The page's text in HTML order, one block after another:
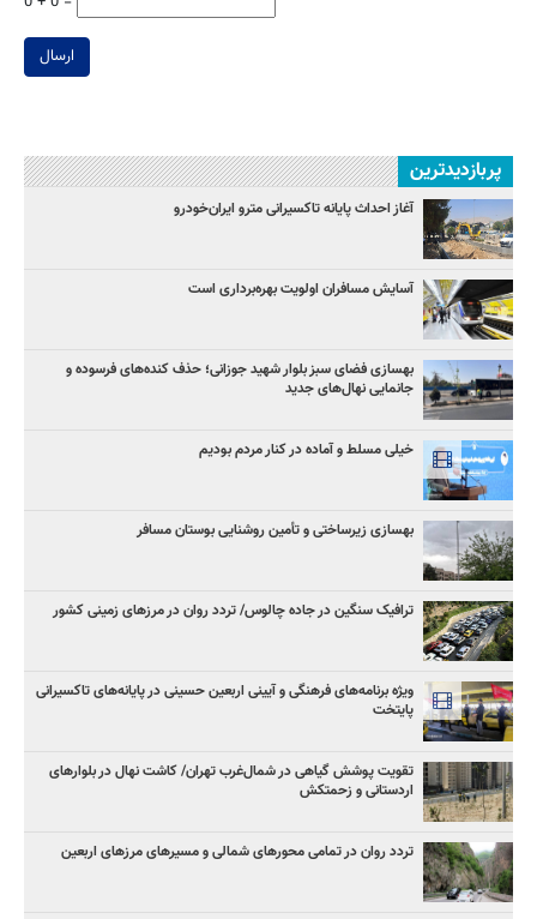
ارسال
پربازدیدترین
آغاز احداث پایانه تاکسیرانی مترو ایران‌خودرو
آسایش مسافران اولویت بهره‌برداری است
بهسازی فضای سبز بلوار شهید جوزانی؛ حذف کنده‌های فرسوده و
جانمایی نهال‌های جدید
خیلی مسلط و آماده در کنار مردم بودیم
بهسازی زیرساختی و تأمین روشنایی بوستان مسافر
ترافیک سنگین در جاده چالوس/ تردد روان در مرزهای زمینی کشور
ویژه برنامه‌های فرهنگی و آیینی اربعین حسینی در پایانه‌های تاکسیرانی
پایتخت
تقویت پوشش گیاهی در شمال‌غرب تهران/ کاشت نهال در بلوارهای
اردستانی و زحمتکش
تردد روان در تمامی محورهای شمالی و مسیرهای مرزهای اربعین